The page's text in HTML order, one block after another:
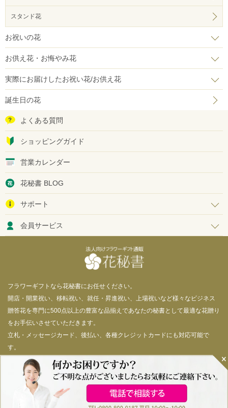
スタンド花
お祝いの花
お供え花・お悔やみ花
実際にお届けしたお祝い花/お供え花
誕生日の花
よくある質問
ショッピングガイド
営業カレンダー
花秘書 BLOG
サポート
会員サービス
フラワーギフトなら花秘書にお任せください。
開店・開業祝い、移転祝い、就任・昇進祝い、上場祝いなど様々なビジネス
贈答花を専門に500点以上の豊富な品揃えであなたの秘書として最適な花贈り
をお手伝いさせていただきます。
立札・メッセージカード、後払い、各種クレジットカードにも対応可能で
す。
© 花秘書